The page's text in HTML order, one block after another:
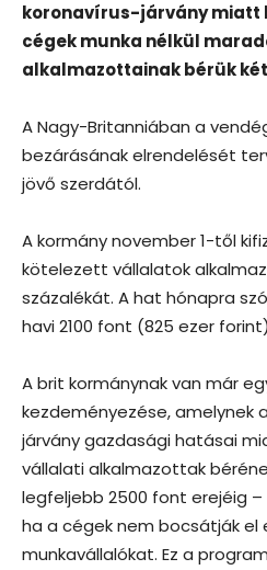
koronavírus-járvány miatt
cégek munka nélkül
alkalmazottainak bérük
A Nagy-Britanniában a
bezárásának elrendelését
jövő szerdától.
A kormány november 1-től
kötelezett vállalatok
százalékát. A hat hónapra
havi 2100 font (825 ezer
A brit kormánynak van már
kezdeményezése, amelynek
járvány gazdasági hatásai
vállalati alkalmazottak
legfeljebb 2500 font erejéig
ha a cégek nem bocsátják el
munkavállalókat. Ez a